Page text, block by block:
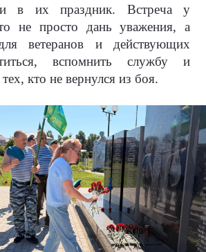
в их праздник. Встреча у
не просто дань уважения, а
ветеранов и действующих
вспомнить службу и
кто не вернулся из боя.